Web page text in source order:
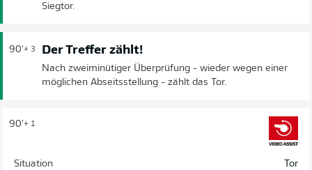
Siegtor.
90'+ 3 Der Treffer zählt!
Nach zweiminütiger Überprüfung - wieder wegen einer
möglichen Abseitsstellung - zählt das Tor.
90'+ 1
Situation Tor